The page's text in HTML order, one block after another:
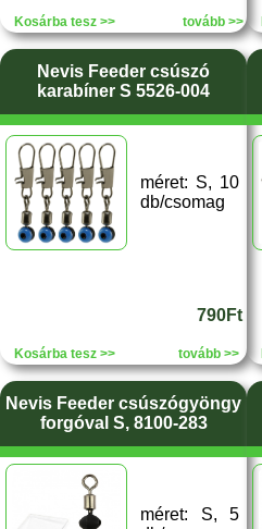
Kosárba tesz >> tovább >>
Nevis Feeder csúszó
karabíner S 5526-004
méret: S, 10
db/csomag
790Ft
Kosárba tesz >> tovább >>
Nevis Feeder csúszógyöngy
forgóval S, 8100-283
méret: S, 5